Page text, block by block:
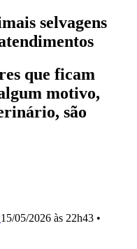
selvagens
que ficam
motivo,
são
15/05/2026 às 22h43 •